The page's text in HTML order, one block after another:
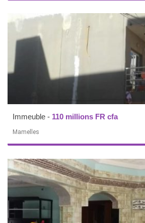
Immeuble - 110 millions FR cfa
Mamelles